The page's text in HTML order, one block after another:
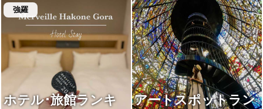
強羅
ホテル･旅館ランキ
アートスポットラン